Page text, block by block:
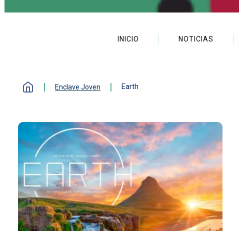
INICIO NOTICIAS
Enclave Joven Earth